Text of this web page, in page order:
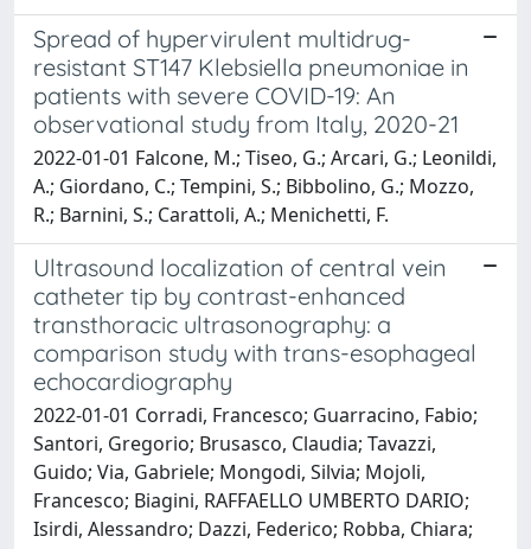
Spread of hypervirulent multidrug-
resistant ST147 Klebsiella pneumoniae in
patients with severe COVID-19: An
observational study from Italy, 2020-21
2022-01-01 Falcone, M.; Tiseo, G.; Arcari, G.; Leonildi,
A.; Giordano, C.; Tempini, S.; Bibbolino, G.; Mozzo,
R.; Barnini, S.; Carattoli, A.; Menichetti, F.
Ultrasound localization of central vein
catheter tip by contrast-enhanced
transthoracic ultrasonography: a
comparison study with trans-esophageal
echocardiography
2022-01-01 Corradi, Francesco; Guarracino, Fabio;
Santori, Gregorio; Brusasco, Claudia; Tavazzi,
Guido; Via, Gabriele; Mongodi, Silvia; Mojoli,
Francesco; Biagini, RAFFAELLO UMBERTO DARIO;
Isirdi, Alessandro; Dazzi, Federico; Robba, Chiara;